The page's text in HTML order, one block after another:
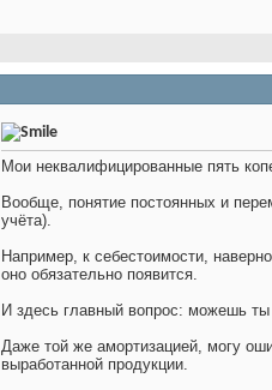
Мои неквалифицированные пять
Вообще, понятие постоянных и
учёта).
Например, к себестоимости,
оно обязательно появится.
И здесь главный вопрос: можешь
Даже той же амортизацией, могу
выработанной продукции.